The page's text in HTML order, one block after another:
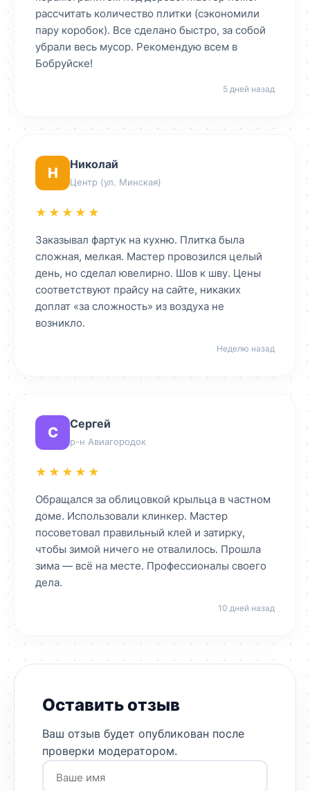
рассчитать количество плитки (сэкономили
пару коробок). Все сделано быстро, за собой
убрали весь мусор. Рекомендую всем в
Бобруйске!
5 дней назад
Н
Николай
Центр (ул. Минская)
★★★★★
Заказывал фартук на кухню. Плитка была
сложная, мелкая. Мастер провозился целый
день, но сделал ювелирно. Шов к шву. Цены
соответствуют прайсу на сайте, никаких
доплат «за сложность» из воздуха не
возникло.
Неделю назад
С
Сергей
р-н Авиагородок
★★★★★
Обращался за облицовкой крыльца в частном
доме. Использовали клинкер. Мастер
посоветовал правильный клей и затирку,
чтобы зимой ничего не отвалилось. Прошла
зима — всё на месте. Профессионалы своего
дела.
10 дней назад
Оставить отзыв
Ваш отзыв будет опубликован после
проверки модератором.